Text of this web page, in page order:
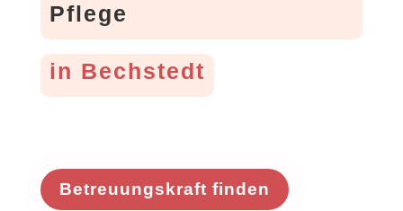
Pflege
in Bechstedt
Betreuungskraft finden